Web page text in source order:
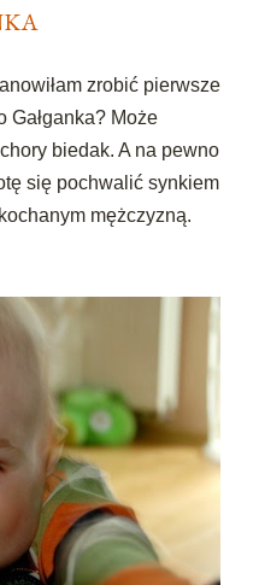
zrobić pierwsze
Gałganka? Może
biedak. A na pewno
się pochwalić synkiem
mężczyzną.